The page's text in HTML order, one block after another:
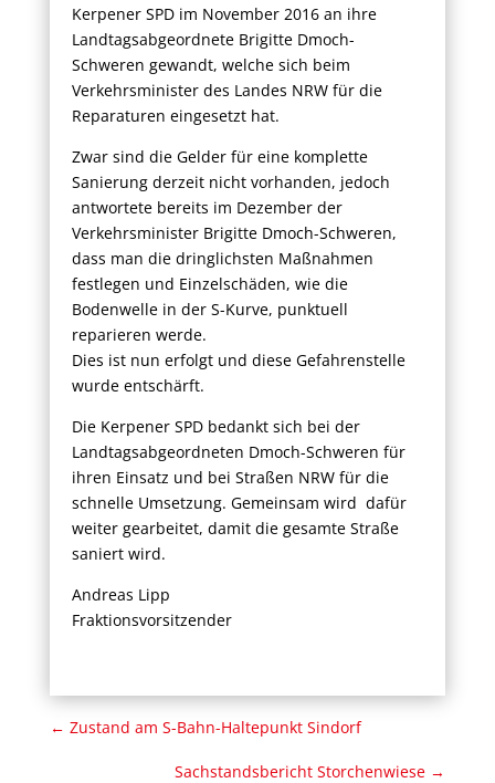
Kerpener SPD im November 2016 an ihre
Landtagsabgeordnete Brigitte Dmoch-
Schweren gewandt, welche sich beim
Verkehrsminister des Landes NRW für die
Reparaturen eingesetzt hat.
Zwar sind die Gelder für eine komplette
Sanierung derzeit nicht vorhanden, jedoch
antwortete bereits im Dezember der
Verkehrsminister Brigitte Dmoch-Schweren,
dass man die dringlichsten Maßnahmen
festlegen und Einzelschäden, wie die
Bodenwelle in der S-Kurve, punktuell
reparieren werde.
Dies ist nun erfolgt und diese Gefahrenstelle
wurde entschärft.
Die Kerpener SPD bedankt sich bei der
Landtagsabgeordneten Dmoch-Schweren für
ihren Einsatz und bei Straßen NRW für die
schnelle Umsetzung. Gemeinsam wird dafür
weiter gearbeitet, damit die gesamte Straße
saniert wird.
Andreas Lipp
Fraktionsvorsitzender
← Zustand am S-Bahn-Haltepunkt Sindorf
Sachstandsbericht Storchenwiese →